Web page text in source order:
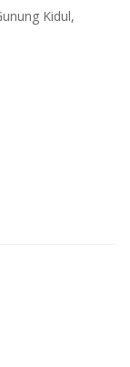
Kidul,